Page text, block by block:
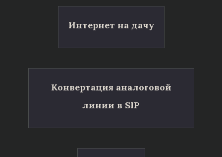
Интернет на дачу
Конвертация аналоговой
линии в SIP